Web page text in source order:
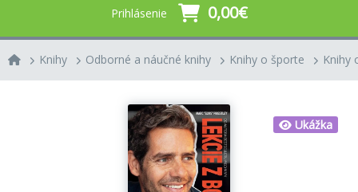
Prihlásenie 0,00€
Knihy Odborné a náučné knihy Knihy o športe Knihy
Ukážka